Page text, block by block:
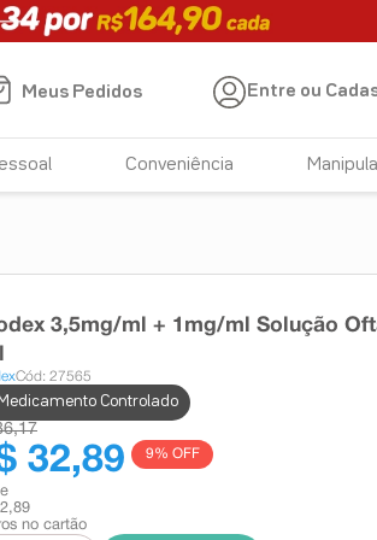
Meus Pedidos Entre ou
Conveniência
3,5mg/ml + 1mg/ml Solução
Cód: 27565
Controlado
32,89 9% OFF
no cartão